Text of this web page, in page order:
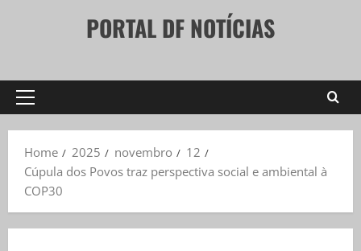
PORTAL DF NOTÍCIAS
Primary
Home
2025 novembro
12
Cúpula dos Povos traz perspectiva social e ambiental à
COP30